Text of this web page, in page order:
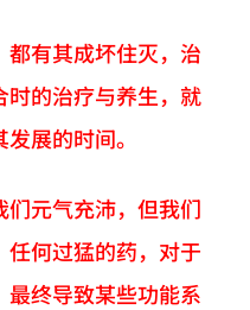
有其成坏住灭，治
的治疗与养生，就
展的时间。
元气充沛，但我们
何过猛的药，对于
终导致某些功能系